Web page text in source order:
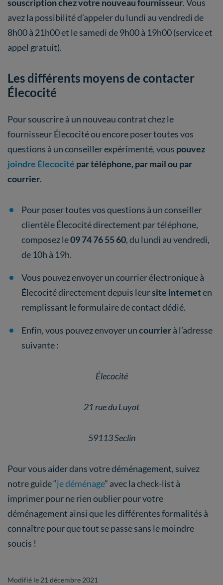
souscription chez votre nouveau fournisseur. Vous
avez la possibilité d’appeler du lundi au vendredi de
8h00 à 21h00 et le samedi de 9h00 à 19h00 (service et
appel gratuit).
Les différents moyens de contacter
Élecocité
Pour souscrire à un nouveau contrat chez le
fournisseur Élecocité ou encore poser toutes vos
questions à un conseiller expérimenté, vous pouvez
joindre Élecocité par téléphone, par mail ou par
courrier.
Pour poser toutes vos questions à un conseiller
clientèle Élecocité directement par téléphone,
composez le09 74 76 55 60, du lundi au vendredi,
de 10h à 19h.
Vous pouvez envoyer un courrier électronique à
Élecocité directement depuis leursite interneten
remplissant le formulaire de contact dédié.
Enfin, vous pouvez envoyer uncourrierà l’adresse
suivante :
Élecocité
21 rue du Luyot
59113 Seclin
Pour vous aider dans votre déménagement, suivez
notre guide “je déménage” avec la check-list à
imprimer pour ne rien oublier pour votre
déménagement ainsi que les différentes formalités à
connaître pour que tout se passe sans le moindre
soucis !
Modifié le 21 décembre 2021